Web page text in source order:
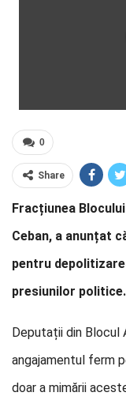
0
Share
Fracțiunea Blocului
Ceban, a anunțat
pentru
presiunilor politice.
Deputații din Blocul
angajamentul ferm
doar a mimării